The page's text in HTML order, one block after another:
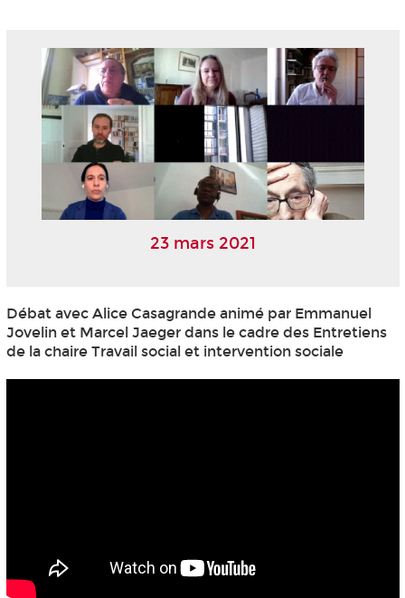
23 mars 2021
Débat avec Alice Casagrande animé par Emmanuel
Jovelin et Marcel Jaeger dans le cadre des Entretiens
de la chaire Travail social et intervention sociale